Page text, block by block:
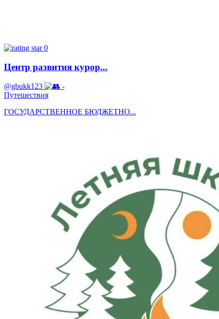
0
Центр развития курор...
@gbukk123
-
Путешествия
ГОСУДАРСТВЕННОЕ БЮДЖЕТНО...